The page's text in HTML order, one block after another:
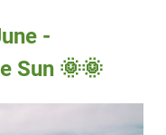
-
Sun 🌞🌞